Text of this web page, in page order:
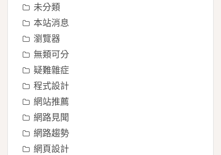
未分類
本站消息
瀏覽器
無類可分
疑難雜症
程式設計
網站推薦
網路見聞
網路趨勢
網頁設計